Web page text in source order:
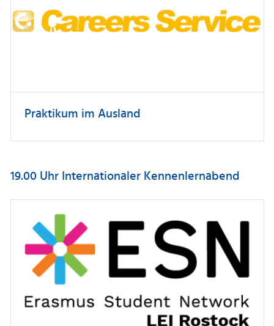
Praktikum im Ausland
19.00 Uhr Internationaler Kennenlernabend